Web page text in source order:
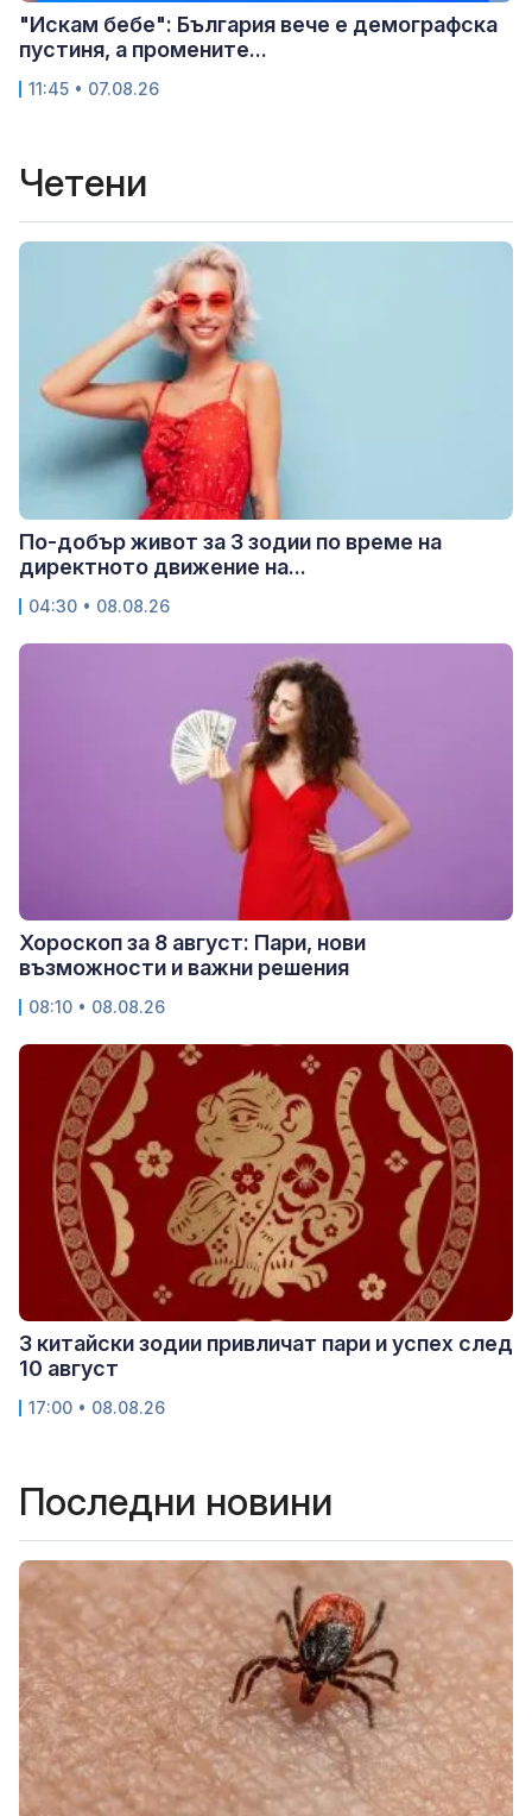
"Искам бебе": България вече е демографска
пустиня, а промените...
11:45 • 07.08.26
Четени
По-добър живот за 3 зодии по време на
директното движение на...
04:30 • 08.08.26
Хороскоп за 8 август: Пари, нови
възможности и важни решения
08:10 • 08.08.26
3 китайски зодии привличат пари и успех след
10 август
17:00 • 08.08.26
Последни новини